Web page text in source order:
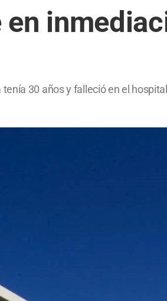
30 años y falleció en el